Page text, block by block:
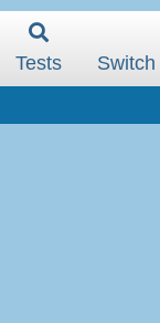
Tests Switch